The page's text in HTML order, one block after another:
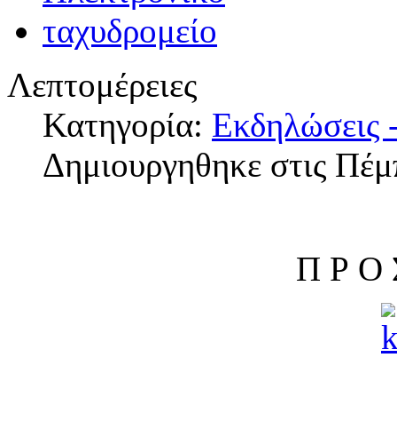
Λεπτομέρειες
Κατηγορία: Εκδηλώσεις
Δημιουργηθηκε στις
Π Ρ Ο